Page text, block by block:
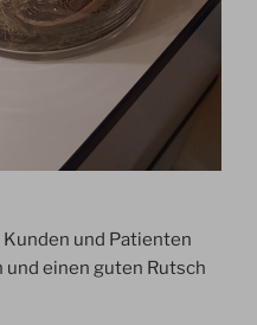
und Patienten
einen guten Rutsch